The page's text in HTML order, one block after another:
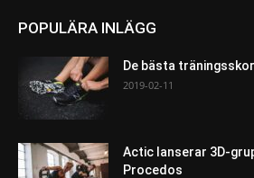
POPULÄRA INLÄGG
De bästa
2019-02-11
Actic lanserar 3D-
Procedos